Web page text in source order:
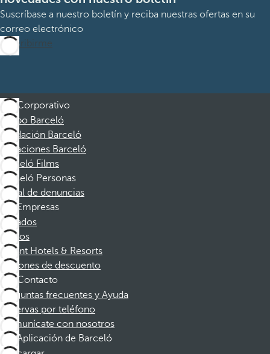
Suscríbase a nuestro boletín y reciba nuestras ofertas en su
correo electrónico
Suscribirme
Corporativo
Grupo Barceló
Fundación Barceló
Vacaciones Barceló
Barceló Films
Barceló Personas
Canal de denuncias
Empresas
Afiliados
Socios
Dorint Hotels & Resorts
Cupones de descuento
Contacto
Preguntas frecuentes y Ayuda
Reservas por teléfono
Comunícate con nosotros
Aplicación de Barceló